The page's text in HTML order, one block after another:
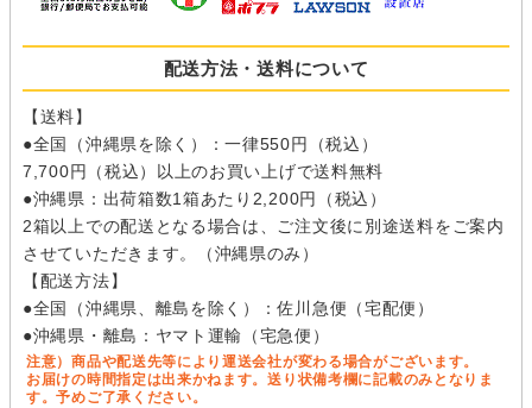
配送方法・送料について
【送料】
●全国（沖縄県を除く）：一律550円（税込）
7,700円（税込）以上のお買い上げで送料無料
●沖縄県：出荷箱数1箱あたり2,200円（税込）
2箱以上での配送となる場合は、ご注文後に別途送料をご案内
させていただきます。（沖縄県のみ）
【配送方法】
●全国（沖縄県、離島を除く）：佐川急便（宅配便）
●沖縄県・離島：ヤマト運輸（宅急便）
注意）商品や配送先等により運送会社が変わる場合がございます。
お届けの時間指定は出来かねます。送り状備考欄に記載のみとなりま
す。予めご了承ください。